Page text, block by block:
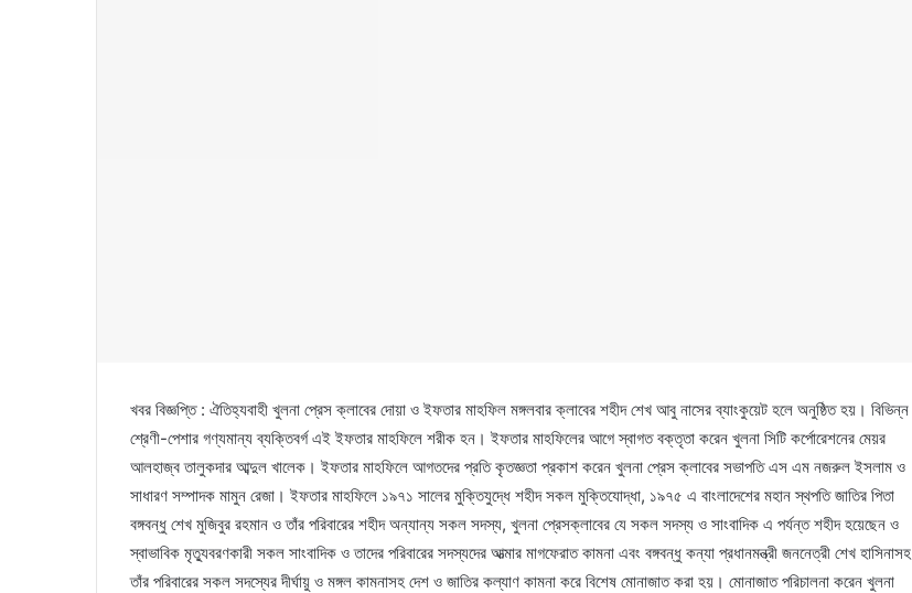
খবর বিজ্ঞপ্তি : ঐতিহ্যবাহী খুলনা প্রেস ক্লাবের দোয়া ও ইফতার মাহফিল মঙ্গলবার ক্লাবের শহীদ শেখ আবু নাসের ব্যাংকুয়েট হলে অনুষ্ঠিত হয়। বিভিন্ন
শ্রেণী-পেশার গণ্যমান্য ব্যক্তিবর্গ এই ইফতার মাহফিলে শরীক হন। ইফতার মাহফিলের আগে স্বাগত বক্তৃতা করেন খুলনা সিটি কর্পোরেশনের মেয়র
আলহাজ্ব তালুকদার আব্দুল খালেক। ইফতার মাহফিলে আগতদের প্রতি কৃতজ্ঞতা প্রকাশ করেন খুলনা প্রেস ক্লাবের সভাপতি এস এম নজরুল ইসলাম ও
সাধারণ সম্পাদক মামুন রেজা। ইফতার মাহফিলে ১৯৭১ সালের মুক্তিযুদ্ধে শহীদ সকল মুক্তিযোদ্ধা, ১৯৭৫ এ বাংলাদেশের মহান স্থপতি জাতির পিতা
বঙ্গবন্ধু শেখ মুজিবুর রহমান ও তাঁর পরিবারের শহীদ অন্যান্য সকল সদস্য, খুলনা প্রেসক্লাবের যে সকল সদস্য ও সাংবাদিক এ পর্যন্ত শহীদ হয়েছেন ও
স্বাভাবিক মৃত্যুবরণকারী সকল সাংবাদিক ও তাদের পরিবারের সদস্যদের আত্মার মাগফেরাত কামনা এবং বঙ্গবন্ধু কন্যা প্রধানমন্ত্রী জননেত্রী শেখ হাসিনাসহ
তাঁর পরিবারের সকল সদস্যের দীর্ঘায়ু ও মঙ্গল কামনাসহ দেশ ও জাতির কল্যাণ কামনা করে বিশেষ মোনাজাত করা হয়। মোনাজাত পরিচালনা করেন খুলনা